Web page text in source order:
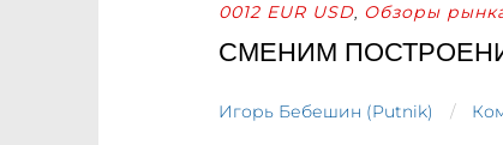
0012 EUR USD, Обзоры
СМЕНИМ
Игорь Бебешин (Putnik)